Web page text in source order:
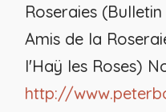
Roseraies
Amis de la
l'Haÿ les Roses)
http://